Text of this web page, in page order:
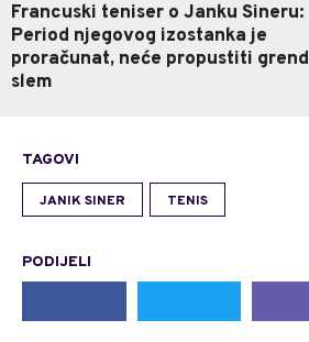
Francuski teniser o Janku Sineru:
Period njegovog izostanka je
proračunat, neće propustiti grend
slem
TAGOVI
JANIK SINER TENIS
PODIJELI